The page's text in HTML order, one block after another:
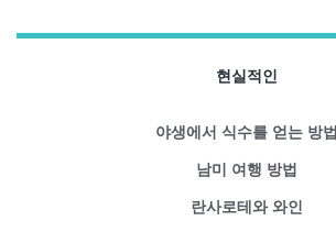
현실적인
야생에서 식수를 얻는 방법
남미 여행 방법
란사로테와 와인